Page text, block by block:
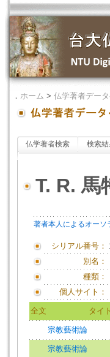
． ホーム > 仏学著者デー
仏学著者検索 検索
T. R. 馬
著者本人によるオーソ
シリアル番号：
別名：
種類：
個人サイト：
全文 タイ
宗教藝術論
宗教藝術論